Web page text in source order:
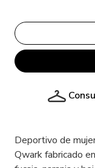
Deportivo de
Qwark fabricado